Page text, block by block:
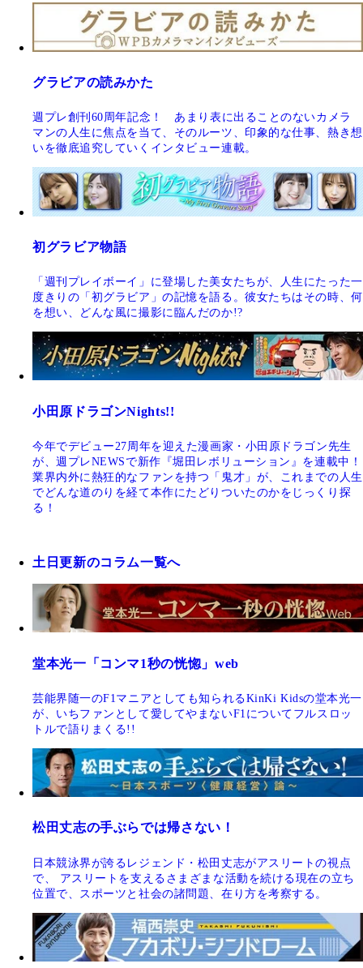
グラビアの読みかた
週プレ創刊60周年記念！ あまり表に出ることのないカメラ
マンの人生に焦点を当て、そのルーツ、印象的な仕事、熱き想
いを徹底追究していくインタビュー連載。
初グラビア物語
「週刊プレイボーイ」に登場した美女たちが、人生にたった一
度きりの「初グラビア」の記憶を語る。彼女たちはその時、何
を想い、どんな風に撮影に臨んだのか!?
小田原ドラゴンNights!!
今年でデビュー27周年を迎えた漫画家・小田原ドラゴン先生
が、週プレNEWSで新作『堀田レボリューション』を連載中！
業界内外に熱狂的なファンを持つ「鬼才」が、これまでの人生
でどんな道のりを経て本作にたどりついたのかをじっくり探
る！
土日更新のコラム一覧へ
堂本光一「コンマ1秒の恍惚」web
芸能界随一のF1マニアとしても知られるKinKi Kidsの堂本光一
が、いちファンとして愛してやまないF1についてフルスロッ
トルで語りまくる!!
松田丈志の手ぶらでは帰さない！
日本競泳界が誇るレジェンド・松田丈志がアスリートの視点
で、 アスリートを支えるさまざまな活動を続ける現在の立ち
位置で、スポーツと社会の諸問題、在り方を考察する。